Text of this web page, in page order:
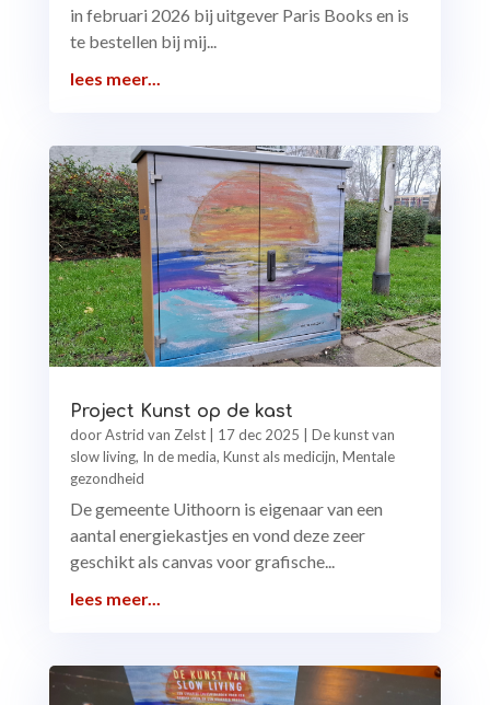
in februari 2026 bij uitgever Paris Books en is
te bestellen bij mij...
lees meer...
Project Kunst op de kast
doorAstrid van Zelst| 17 dec 2025
De kunst van
slow living, In de media, Kunst als medicijn, Mentale
gezondheid
De gemeente Uithoorn is eigenaar van een
aantal energiekastjes en vond deze zeer
geschikt als canvas voor grafische...
lees meer...